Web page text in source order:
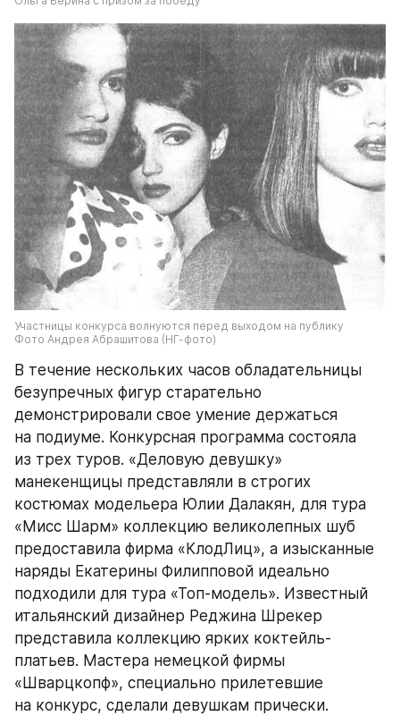
Участницы конкурса волнуются перед выходом на публику
Фото Андрея Абрашитова (НГ-фото)
В течение нескольких часов обладательницы
безупречных фигур старательно
демонстрировали свое умение держаться
на подиуме. Конкурсная программа состояла
из трех туров. «Деловую девушку»
манекенщицы представляли в строгих
костюмах модельера Юлии Далакян, для тура
«Мисс Шарм» коллекцию великолепных шуб
предоставила фирма «КлодЛиц», а изысканные
наряды Екатерины Филипповой идеально
подходили для тура «Топ-модель». Известный
итальянский дизайнер Реджина Шрекер
представила коллекцию ярких коктейль-
платьев. Мастера немецкой фирмы
«Шварцкопф», специально прилетевшие
на конкурс, сделали девушкам прически.